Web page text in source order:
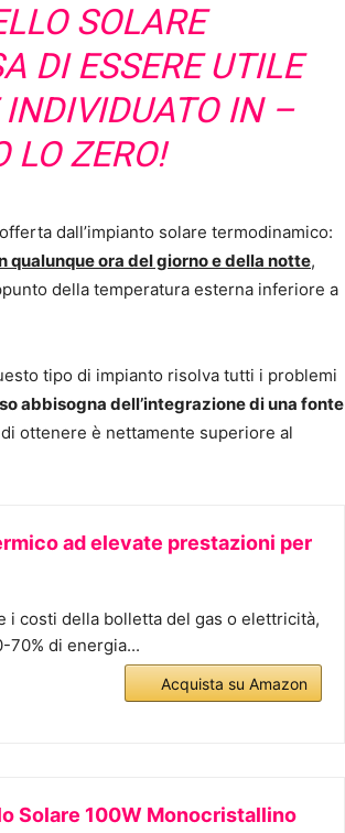
SOLARE
DI ESSERE UTILE
IN –
LO ZERO!
dall’impianto solare termodinamico:
qualunque ora del giorno e della notte,
della temperatura esterna inferiore a
tipo di impianto risolva tutti i problemi
abbisogna dell’integrazione di una fonte
ottenere è nettamente superiore al
ad elevate prestazioni per
i costi della bolletta del gas o elettricità,
70% di energia...
Acquista su Amazon
Solare 100W Monocristallino